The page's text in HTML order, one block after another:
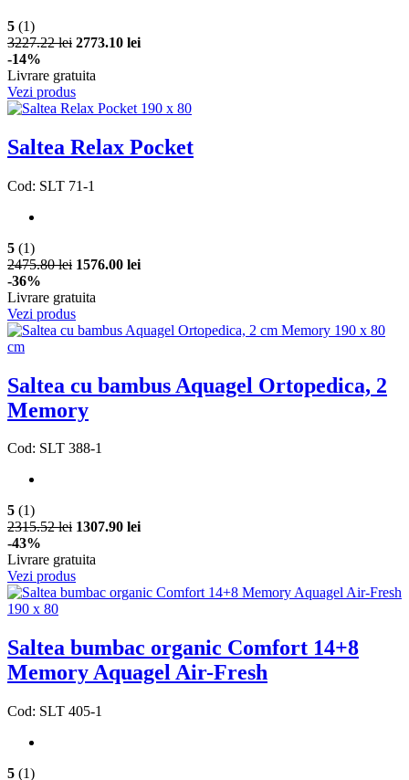
5 (1)
3227.22 lei 2773.10 lei
-14%
Livrare gratuita
Vezi produs
Saltea Relax Pocket
Cod: SLT 71-1
5 (1)
2475.80 lei 1576.00 lei
-36%
Livrare gratuita
Vezi produs
Saltea cu bambus Aquagel Ortopedica, 2
Memory
Cod: SLT 388-1
5 (1)
2315.52 lei 1307.90 lei
-43%
Livrare gratuita
Vezi produs
Saltea bumbac organic Comfort 14+8
Memory Aquagel Air-Fresh
Cod: SLT 405-1
5 (1)